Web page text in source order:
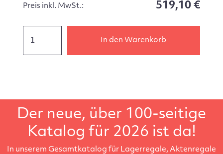
Preis inkl. MwSt.:
519,10 €
In den Warenkorb
Der neue, über 100-seitige
Katalog für 2026 ist da!
In unserem Gesamtkatalog für Lagerregale, Aktenregale